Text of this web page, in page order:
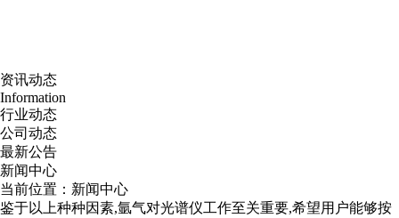
资讯动态
Information
行业动态
公司动态
最新公告
新闻中心
当前位置： 新闻中心
鉴于以上种种因素,氩气对光谱仪工作至关重要,希望用户能够按